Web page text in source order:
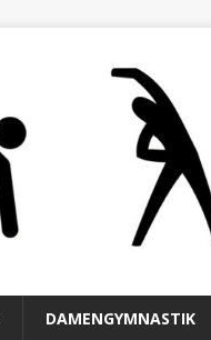
DAMENGYMNASTIK